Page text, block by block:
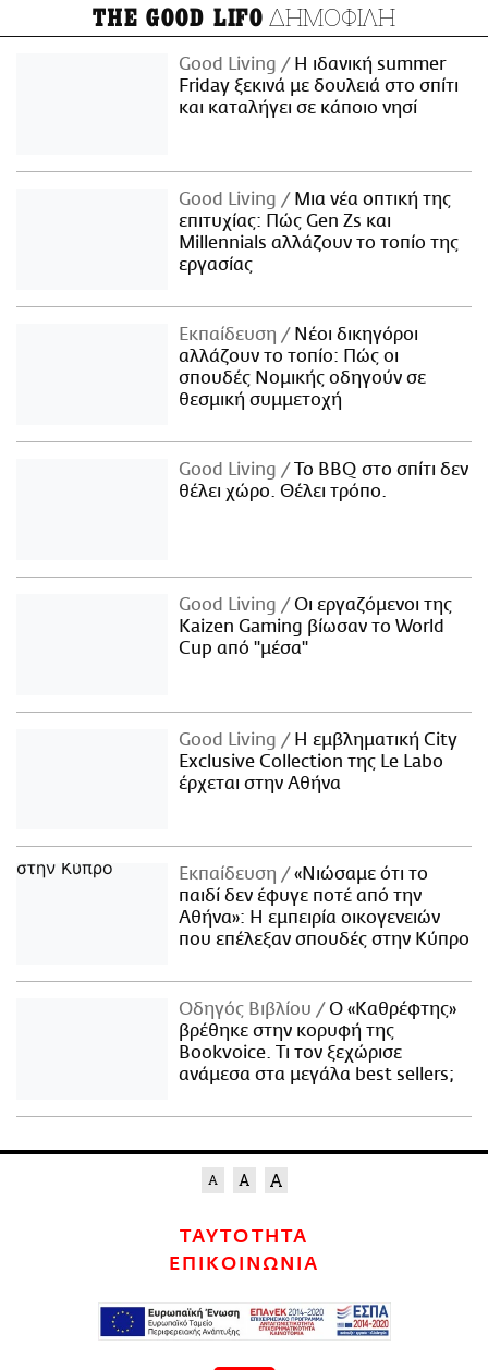
THE GOOD LIFO ΔΗΜΟΦΙΛΗ
Good Living
Η ιδανική summer
Friday ξεκινά με δουλειά στο σπίτι
και καταλήγει σε κάποιο νησί
Good Living
Μια νέα οπτική της
επιτυχίας: Πώς Gen Zs και
Millennials αλλάζουν το τοπίο της
εργασίας
Εκπαίδευση
Νέοι δικηγόροι
αλλάζουν το τοπίο: Πώς οι
σπουδές Νομικής οδηγούν σε
θεσμική συμμετοχή
Good Living
Το BBQ στο σπίτι δεν
θέλει χώρο. Θέλει τρόπο.
Good Living
Οι εργαζόμενοι της
Kaizen Gaming βίωσαν το World
Cup από "μέσα"
Good Living
Η εμβληματική City
Exclusive Collection της Le Labo
έρχεται στην Αθήνα
Εκπαίδευση
«Νιώσαμε ότι το
παιδί δεν έφυγε ποτέ από την
Αθήνα»: Η εμπειρία οικογενειών
που επέλεξαν σπουδές στην Κύπρο
Οδηγός Βιβλίου
Ο «Καθρέφτης»
βρέθηκε στην κορυφή της
Bookvoice. Τι τον ξεχώρισε
ανάμεσα στα μεγάλα best sellers;
ΤΑΥΤΟΤΗΤΑ
ΕΠΙΚΟΙΝΩΝΙΑ